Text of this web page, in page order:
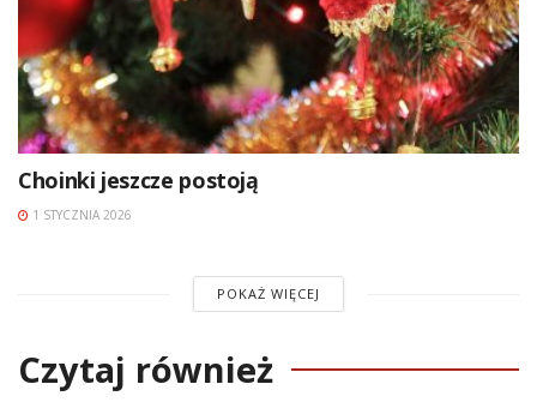
Choinki jeszcze postoją
1 STYCZNIA 2026
POKAŻ WIĘCEJ
Czytaj również